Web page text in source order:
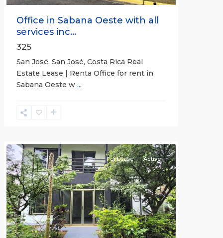
Office in Sabana Oeste with all
services inc...
325
San José, San José, Costa Rica Real
Estate Lease | Renta Office for rent in
Sabana Oeste w ...
Alajuela
Previous Next
For Lease Active